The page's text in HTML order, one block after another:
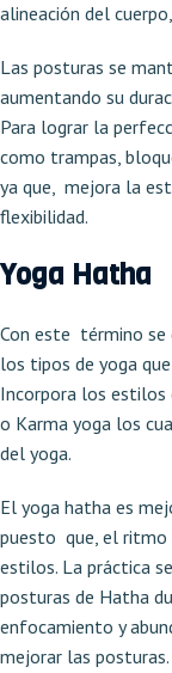
alineación del
Las posturas se
aumentando su
Para lograr la
como trampas,
ya que, mejora la
flexibilidad.
Yoga Hatha
Con este término se
los tipos de yoga
Incorpora los estilos
o Karma yoga los
del yoga.
El yoga hatha es
puesto que, el ritmo
estilos. La práctica
posturas de Hatha
enfocamiento y
mejorar las